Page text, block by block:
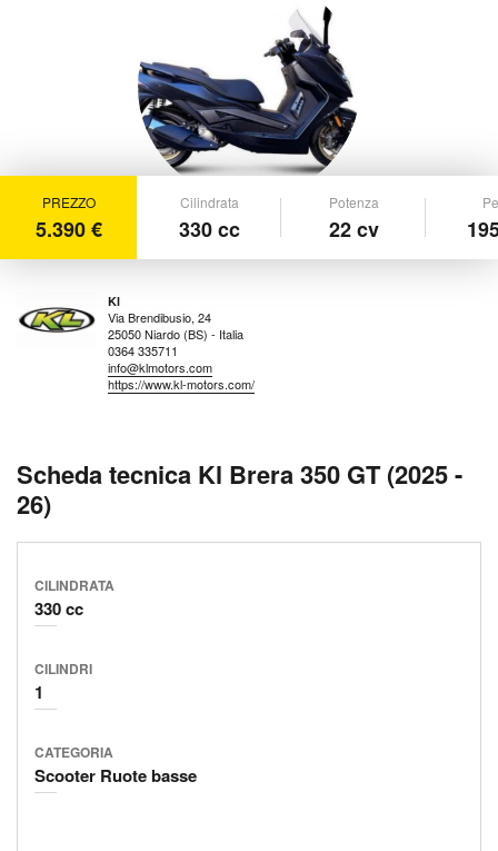
PREZZO
5.390 €
Cilindrata
330 cc
Potenza
22 cv
Kl
Via Brendibusio, 24
25050 Niardo (BS) - Italia
0364 335711
info@klmotors.com
https://www.kl-motors.com/
Scheda tecnica Kl Brera 350 GT (2025 -
26)
CILINDRATA
330 cc
CILINDRI
1
CATEGORIA
Scooter Ruote basse